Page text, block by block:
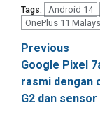
Tags: Android 14
OnePlus 11
Post
Previous
Google Pixel
rasmi dengan
G2 dan sensor